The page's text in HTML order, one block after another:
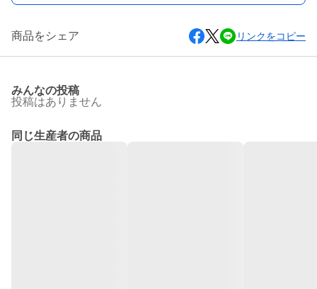
商品をシェア リンクをコピー
みんなの投稿
投稿はありません
同じ生産者の商品